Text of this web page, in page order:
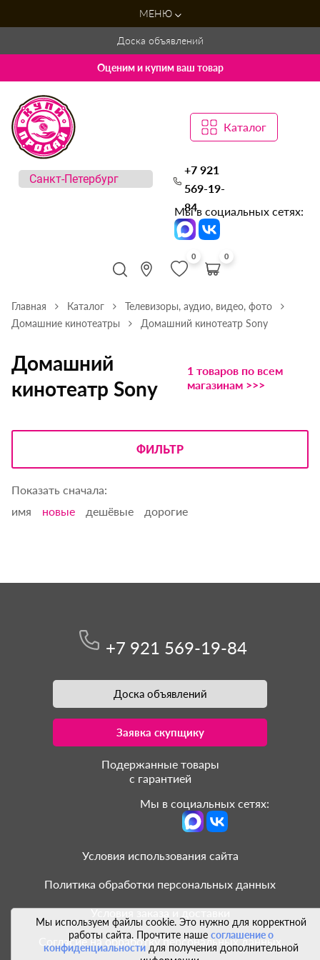
МЕНЮ
Доска объявлений
Оценим и купим ваш товар
Каталог
+7 921
569-19-
84
Мы в социальных сетях:
0 0
Главная Каталог
Телевизоры, аудио, видео, фото
Домашние кинотеатры
Домашний кинотеатр Sony
Домашний
кинотеатр Sony
1 товаров по всем
магазинам >>>
ФИЛЬТР
Показать сначала:
имя
новые дешёвые дорогие
Мы используем файлы cookie. Это нужно для корректной
работы сайта. Прочтите наше соглашение о
конфиденциальностидля получения дополнительной
+7 921 569-19-84
Доска объявлений
Заявка скупщику
Подержанные товары
с гарантией
Мы в социальных сетях:
Условия использования сайта
Политика обработки персональных данных
Условия заказа и доставки
Согласие на обработку персональных данных